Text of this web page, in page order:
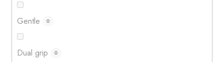
Gentle 0
Dual grip 0